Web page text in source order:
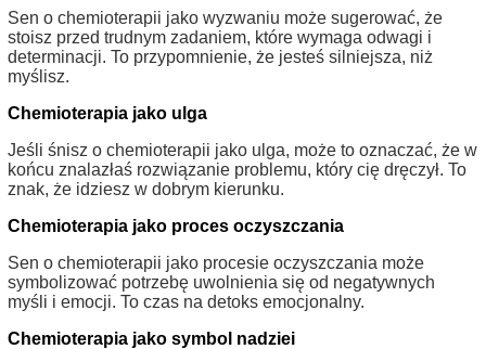
Sen o chemioterapii jako wyzwaniu może sugerować, że
stoisz przed trudnym zadaniem, które wymaga odwagi i
determinacji. To przypomnienie, że jesteś silniejsza, niż
myślisz.
Chemioterapia jako ulga
Jeśli śnisz o chemioterapii jako ulga, może to oznaczać, że w
końcu znalazłaś rozwiązanie problemu, który cię dręczył. To
znak, że idziesz w dobrym kierunku.
Chemioterapia jako proces oczyszczania
Sen o chemioterapii jako procesie oczyszczania może
symbolizować potrzebę uwolnienia się od negatywnych
myśli i emocji. To czas na detoks emocjonalny.
Chemioterapia jako symbol nadziei